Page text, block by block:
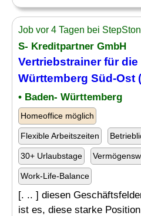
Job vor 4 Tagen bei
S- Kreditpartner GmbH
Vertriebstrainer für
Württemberg Süd-Ost
• Baden- Württemberg
Homeoffice möglich
Flexible Arbeitszeiten
30+ Urlaubstage
Work-Life-Balance
[. .. ] diesen
ist es, diese starke